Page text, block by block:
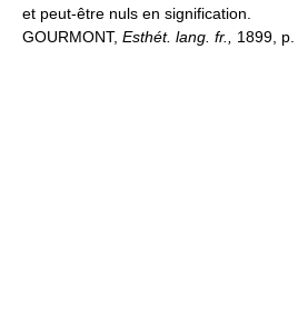
et peut-être nuls en signification.
GOURMONT, Esthét. lang. fr., 1899, p.